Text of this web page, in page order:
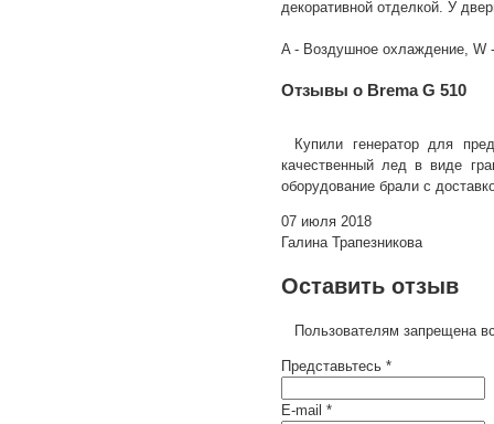
декоративной отделкой. У
A - Воздушное охлаждение, W
Отзывы о Brema G 510
Купили генератор для
качественный лед в виде
оборудование брали с
07 июля 2018
Галина Трапезникова
Оставить отзыв
Пользователям запрещена
Представьтесь *
E-mail *